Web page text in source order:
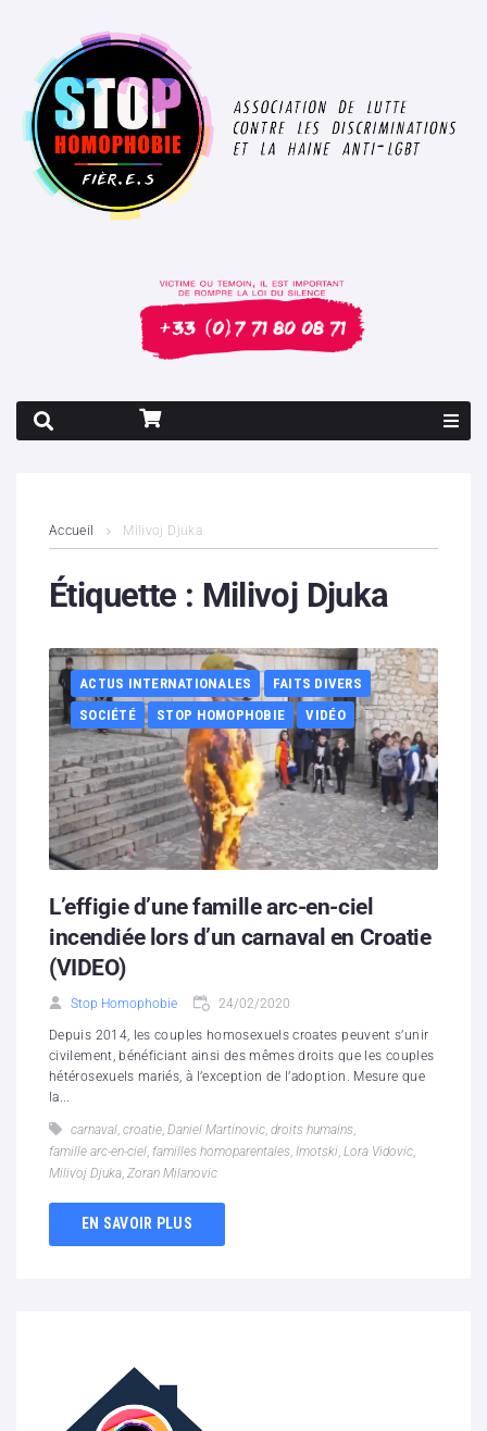
Contenus litigieux
Boutique
Partenaires
Contacts
Hébergement solidaire
Accueil Milivoj Djuka
Étiquette : Milivoj Djuka
ACTUS INTERNATIONALES
FAITS DIVERS
SOCIÉTÉ
STOP HOMOPHOBIE VIDÉO
L’effigie d’une famille arc-en-ciel
incendiée lors d’un carnaval en Croatie
(VIDEO)
Stop Homophobie 24/02/2020
Depuis 2014, les couples homosexuels croates peuvent s’unir
civilement, bénéficiant ainsi des mêmes droits que les couples
hétérosexuels mariés, à l’exception de l’adoption. Mesure que
la...
carnaval, croatie, Daniel Martinovic, droits humains,
famille arc-en-ciel, familles homoparentales, Imotski, Lora Vidovic,
Milivoj Djuka, Zoran Milanovic
EN SAVOIR PLUS